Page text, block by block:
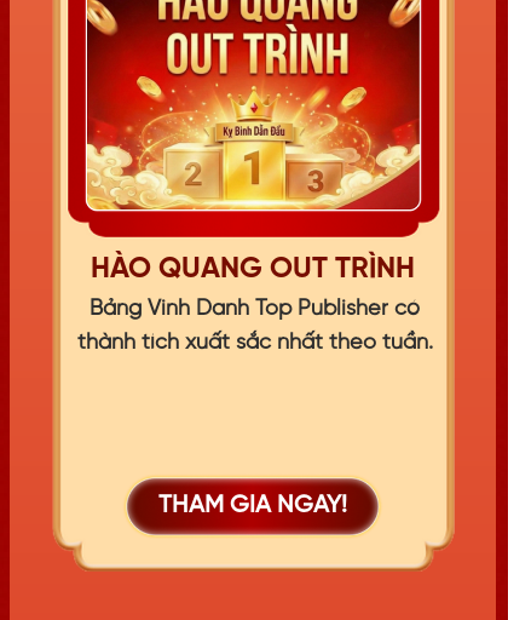
THAM GIA NGAY!
HÀO QUANG OUT TRÌNH
Bảng Vinh Danh Top Publisher có
thành tích xuất sắc nhất theo tuần.